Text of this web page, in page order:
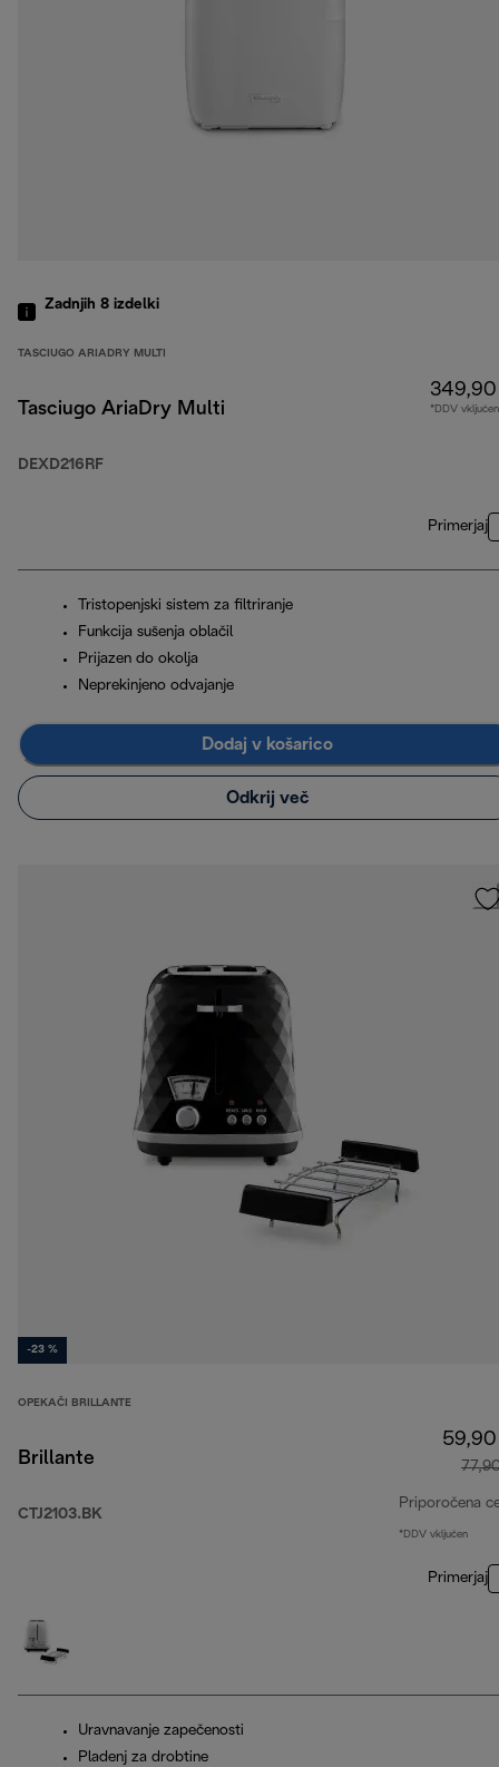
Zadnjih 8 izdelki
TASCIUGO ARIADRY MULTI
Tasciugo AriaDry Multi
DEXD216RF
*DDV vključen
Primerjaj
Tristopenjski sistem za filtriranje
Funkcija sušenja oblačil
Prijazen do okolja
Neprekinjeno odvajanje
Dodaj v košarico
Odkrij več
-23 %
OPEKAČI BRILLANTE
Brillante
CTJ2103.BK
Priporočena
*DDV vključen
Primerjaj
Uravnavanje zapečenosti
Pladenj za drobtine